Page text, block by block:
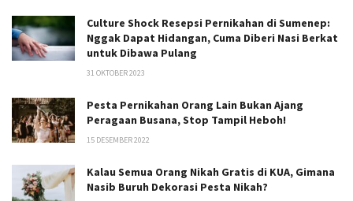
Culture Shock Resepsi Pernikahan di Sumenep:
Nggak Dapat Hidangan, Cuma Diberi Nasi Berkat
untuk Dibawa Pulang
31 OKTOBER 2023
Pesta Pernikahan Orang Lain Bukan Ajang
Peragaan Busana, Stop Tampil Heboh!
15 DESEMBER 2022
Kalau Semua Orang Nikah Gratis di KUA, Gimana
Nasib Buruh Dekorasi Pesta Nikah?